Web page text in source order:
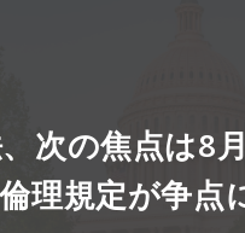
次の焦点は8
理規定が争点